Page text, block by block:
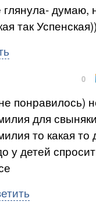
думаю,
так
0
понравилось)
для
то какая то
у детей